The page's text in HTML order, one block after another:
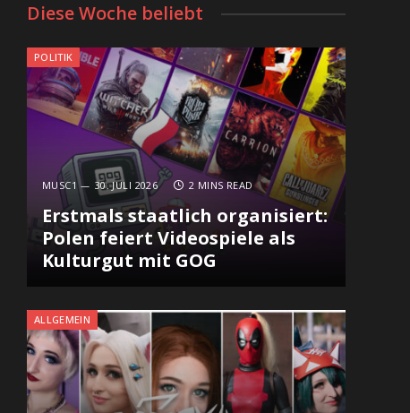
Diese Woche beliebt
POLITIK
MUSC1 30. JULI 2026 2 MINS READ
Erstmals staatlich organisiert:
Polen feiert Videospiele als
Kulturgut mit GOG
ALLGEMEIN